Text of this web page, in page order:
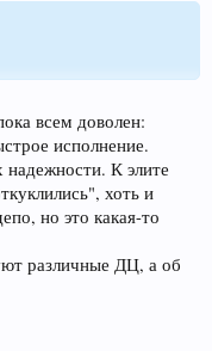
всем доволен:
исполнение.
К элите
хоть и
но это какая-то
различные ДЦ, а об